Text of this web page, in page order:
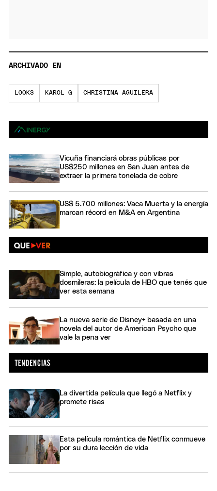
ARCHIVADO EN
LOOKS KAROL G CHRISTINA AGUILERA
Vicuña financiará obras públicas por
US$250 millones en San Juan antes de
extraer la primera tonelada de cobre
US$ 5.700 millones: Vaca Muerta y la energía
marcan récord en M&A en Argentina
Simple, autobiográfica y con vibras
dosmileras: la película de HBO que tenés que
ver esta semana
La nueva serie de Disney+ basada en una
novela del autor de American Psycho que
vale la pena ver
La divertida película que llegó a Netflix y
promete risas
Esta película romántica de Netflix conmueve
por su dura lección de vida